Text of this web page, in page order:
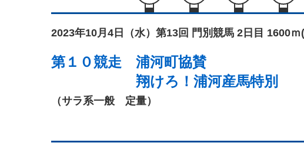
2023年10月4日（水） 第13回 門別競馬 2日目 1600
第１０競走 浦河町協賛
翔けろ！浦河産馬特別
（サラ系一般 定量）